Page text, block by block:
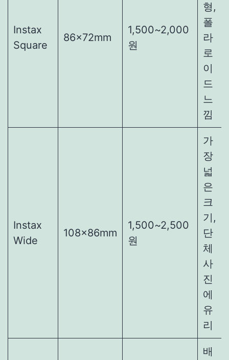
Instax
Square
86×72mm
1,500~2,000
원
형,
폴
라
로
이
드
느
낌
Instax
Wide
108×86mm
1,500~2,500
원
가
장
넓
은
크
기,
단
체
사
진
에
유
리
배